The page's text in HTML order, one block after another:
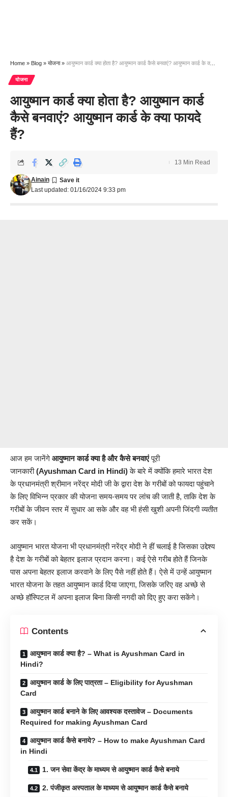
Home » Blog » योजना» आयुष्मान कार्ड क्या होता है? आयुष्मान कार्ड कैसे बनवाएं? आयुष्मान कार्ड के क्या फायदे हैं?
योजना
आयुष्मान कार्ड क्या होता है? आयुष्मान कार्ड
कैसे बनवाएं? आयुष्मान कार्ड के क्या फायदे
हैं?
Last updated: 01/16/2024 9:33 pm
Ainain
13 Min Read
आज हम जानेंगे आयुष्मान कार्ड क्या है और कैसे बनवाएंपूरी
जानकारी(Ayushman Card in Hindi)के बारे में क्योंकि हमारे भारत देश
के प्रधानमंत्री श्रीमान नरेंद्र मोदी जी के द्वारा देश के गरीबों को फायदा पहुंचाने
के लिए विभिन्न प्रकार की योजना समय-समय पर लांच की जाती है, ताकि देश के
गरीबों के जीवन स्तर में सुधार आ सके और वह भी हंसी खुशी अपनी जिंदगी व्यतीत
कर सकें।
आयुष्मान भारत योजना भी प्रधानमंत्री नरेंद्र मोदी ने हीं चलाई है जिसका उद्देश्य
है देश के गरीबों को बेहतर इलाज प्रदान करना। कई ऐसे गरीब होते हैं जिनके
पास अपना बेहतर इलाज करवाने के लिए पैसे नहीं होते हैं। ऐसे में उन्हें आयुष्मान
भारत योजना के तहत आयुष्मान कार्ड दिया जाएगा, जिसके जरिए वह अच्छे से
अच्छे हॉस्पिटल में अपना इलाज बिना किसी नगदी को दिए हुए करा सकेंगे।
Contents
आयुष्मान कार्ड क्या है? – What is Ayushman Card in
Hindi?
आयुष्मान कार्ड के लिए पात्रता – Eligibility for Ayushman
Card
आयुष्मान कार्ड बनाने के लिए आवश्यक दस्तावेज – Documents
Required for making Ayushman Card
आयुष्मान कार्ड कैसे बनाये? – How to make Ayushman Card
in Hindi
1. जन सेवा केंद्र के माध्यम से आयुष्मान कार्ड कैसे बनाये
2. पंजीकृत अस्पताल के माध्यम से आयुष्मान कार्ड कैसे बनाये